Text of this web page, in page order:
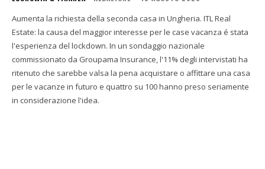
Aumenta la richiesta della seconda casa in Ungheria. ITL Real
Estate: la causa del maggior interesse per le case vacanza é stata
l'esperienza del lockdown. In un sondaggio nazionale
commissionato da Groupama Insurance, l'11% degli intervistati ha
ritenuto che sarebbe valsa la pena acquistare o affittare una casa
per le vacanze in futuro e quattro su 100 hanno preso seriamente
in considerazione l'idea.